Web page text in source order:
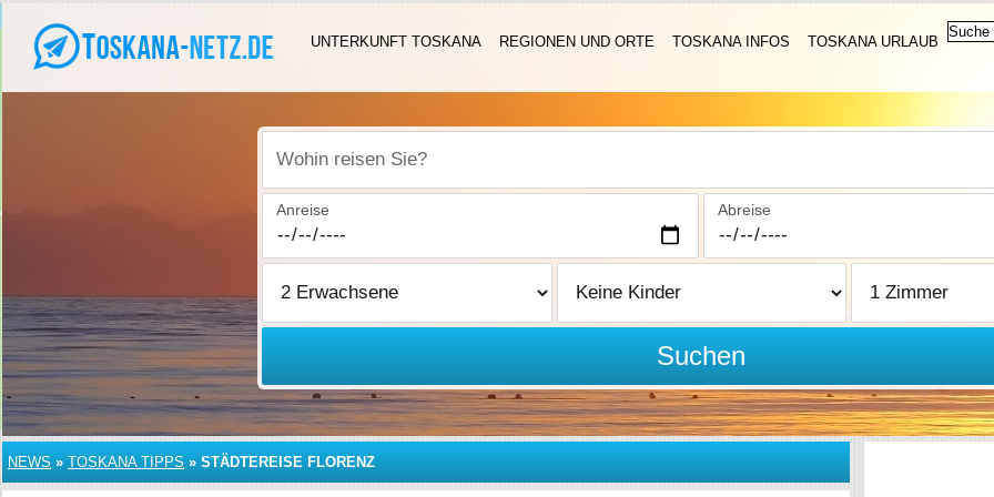
UNTERKUNFT TOSKANA REGIONEN UND ORTE TOSKANA INFOS TOSKANA URLAUB
Wohin reisen Sie?
Anreise Abreise
Suchen
NEWS » TOSKANA TIPPS » STÄDTEREISE FLORENZ